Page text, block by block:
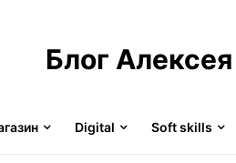
Блог
Digital Soft skills